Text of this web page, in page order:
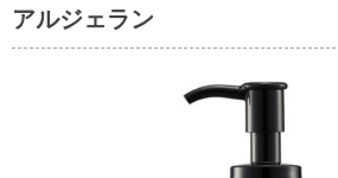
アルジェラン